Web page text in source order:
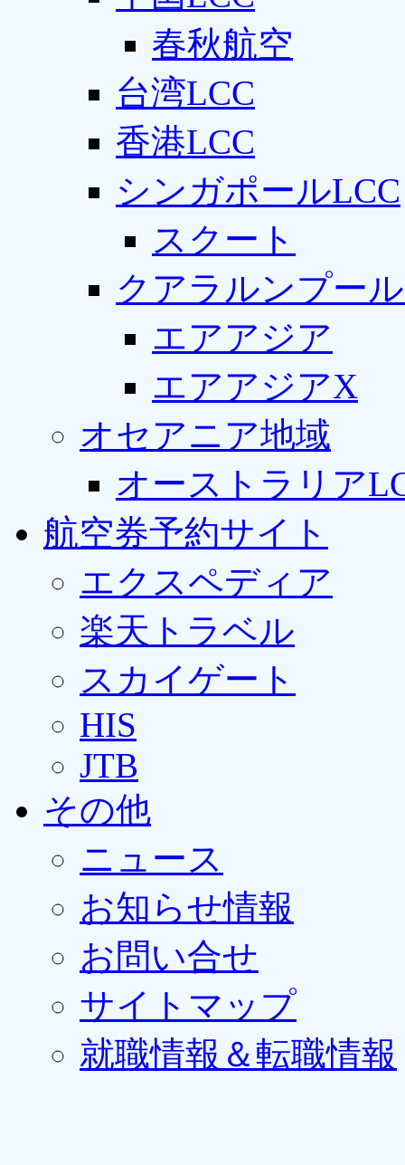
春秋航空
台湾LCC
香港LCC
シンガポールLCC
スクート
クアラルンプー
エアアジア
エアアジアX
オセアニア地域
オーストラリア
航空券予約サイト
エクスペディア
楽天トラベル
スカイゲート
HIS
JTB
その他
ニュース
お知らせ情報
お問い合せ
サイトマップ
就職情報＆転職情報